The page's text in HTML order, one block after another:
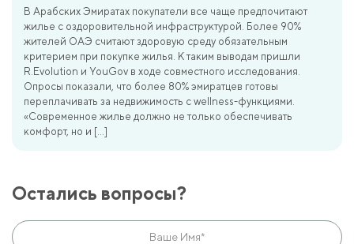
В Арабских Эмиратах покупатели все чаще предпочитают
жилье с оздоровительной инфраструктурой. Более 90%
жителей ОАЭ считают здоровую среду обязательным
критерием при покупке жилья. К таким выводам пришли
R.Evolution и YouGov в ходе совместного исследования.
Опросы показали, что более 80% эмиратцев готовы
переплачивать за недвижимость с wellness-функциями.
«Современное жилье должно не только обеспечивать
комфорт, но и […]
Остались вопросы?